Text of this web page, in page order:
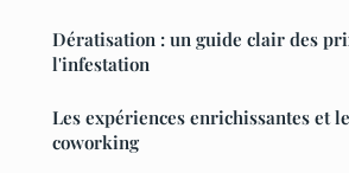
Dératisation : un guide clair des
l'infestation
Les expériences enrichissantes et
coworking